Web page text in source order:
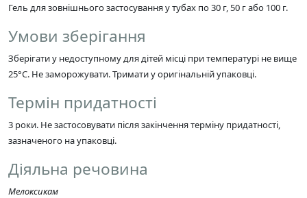
Гель для зовнішнього застосування у тубах по 30 г, 50 г або 100 г.
Умови зберігання
Зберігати у недоступному для дітей місці при температурі не вище
25°C. Не заморожувати. Тримати у оригінальній упаковці.
Термін придатності
3 роки. Не застосовувати після закінчення терміну придатності,
зазначеного на упаковці.
Діяльна речовина
Мелоксикам